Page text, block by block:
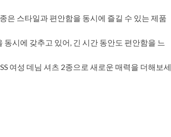
은 스타일과 편안함을 동시에 즐길 수 있는 제품
시에 갖추고 있어, 긴 시간 동안도 편안함을 느
여성 데님 셔츠 2종으로 새로운 매력을 더해보세